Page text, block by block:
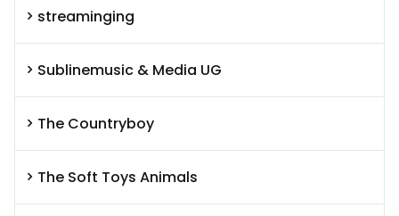
streaminging
Sublinemusic & Media UG
The Countryboy
The Soft Toys Animals